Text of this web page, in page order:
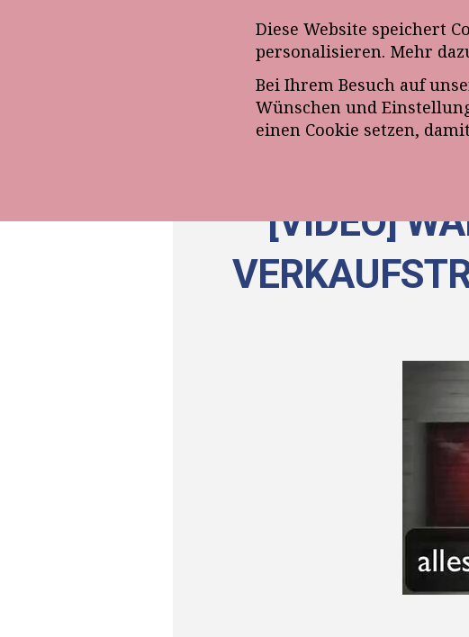
Diese Website speichert
personalisieren. Mehr
Bei Ihrem Besuch auf
Wünschen und
einen Cookie setzen,
Anmeldung zum E-Mail-Newsletter
ÜBER UNS
[VIDEO]